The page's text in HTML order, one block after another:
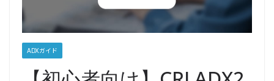
ADXガイド